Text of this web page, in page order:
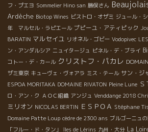
フ・プエヨ Sommelier Hino san 勝俣さん
Ardèche Biotop Wines ビストロ・オザミ ジュール・
年 マルセル・ラピエール プピーユ・アティピック
BARATIN マルセイユ リオネル・ゴビー Vodopivec
ン・アンダルシア ニュイタージュ ピネル・デ・ブライ
コトー・デ・カール クリストフ・パカレ
ザミ東京 キューヴェ・ヴォアラ ミス・テール サン・ジ
ESPOA MORITAKA DOMAINE RIVATON Pleine Lune
ロ・アン・ク ＡＯＣ組織 アンジュ Venddange 2018
ミリオン NICOLAS BERTIN ＥＳＰＯＡ Stéphane
Domaine Patte Loup cèdre de 2300 ans ブルゴーニュ
「フルー・ド・タン」
îles de Lérins 九州・大分 La